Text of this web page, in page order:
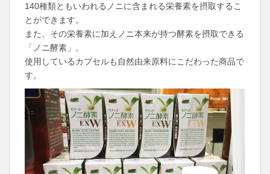
140種類ともいわれるノニに含まれる栄養素を摂取するこ
とができます。
また、その栄養素に加えノニ本来が持つ酵素を摂取できる
「ノニ酵素」。
使用しているカプセルも自然由来原料にこだわった商品で
す。